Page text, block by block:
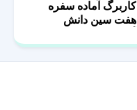
هفت سین دانش
آموزان 8